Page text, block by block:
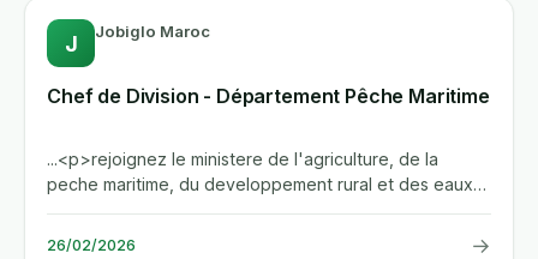
J Jobiglo Maroc
Chef de Division - Département Pêche Maritime
...<p>rejoignez le ministere de l'agriculture, de la
peche maritime, du developpement rural et des eaux
et forets en tant...
26/02/2026 →